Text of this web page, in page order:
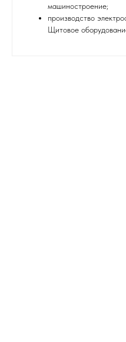
машиностроение;
производство
Щитовое